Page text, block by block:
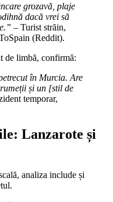
grozavă, plaje
dacă vrei să
– Turist străin,
(Reddit).
de limbă, confirmă:
în Murcia. Are
și un [stil de
temporar,
Lanzarote și
analiza include și